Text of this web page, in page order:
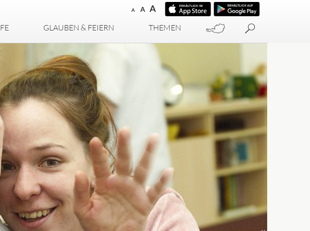
A A A
GLAUBEN & FEIERN THEMEN